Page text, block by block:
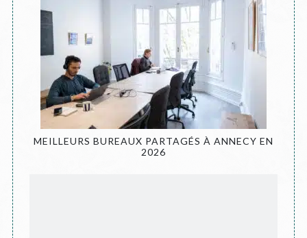
MEILLEURS BUREAUX PARTAGÉS À ANNECY EN
2026